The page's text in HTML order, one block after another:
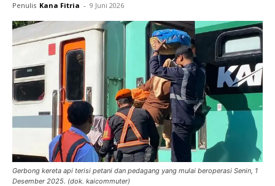
Penulis Kana Fitria - 9 Juni 2026
Gerbong kereta api terisi petani dan pedagang yang mulai beroperasi Senin, 1
Desember 2025. (dok. kaicommuter)